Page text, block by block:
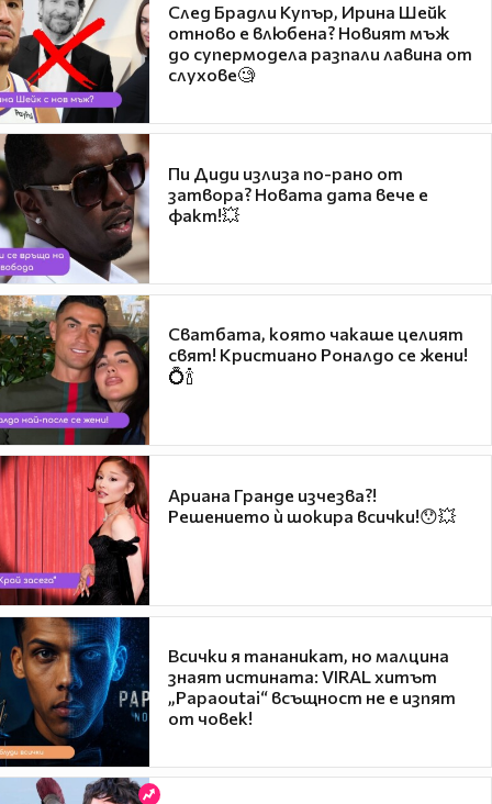
След Брадли Купър, Ирина Шейк
отново е влюбена? Новият мъж
до супермодела разпали лавина от
слухове🧐
Пи Диди излиза по-рано от
затвора? Новата дата вече е
факт!💥
Сватбата, която чакаше целият
свят! Кристиано Роналдо се жени!
💍🍾
Ариана Гранде изчезва?!
Решението ѝ шокира всички!😯💥
Всички я тананикат, но малцина
знаят истината: VIRAL хитът
„Papaoutai“ всъщност не е изпят
от човек!